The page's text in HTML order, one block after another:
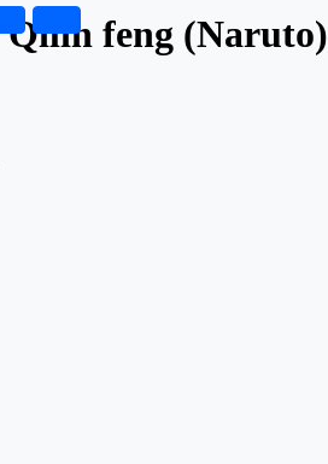
feng (Naruto)